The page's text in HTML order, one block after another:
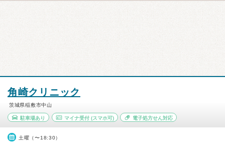
角崎クリニック
茨城県稲敷市中山
駐車場あり マイナ受付(スマホ可) 電子処方せん対応
土曜（〜18:30）